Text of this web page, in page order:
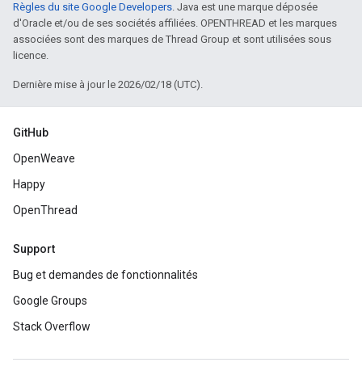
Règles du site Google Developers. Java est une marque déposée
d'Oracle et/ou de ses sociétés affiliées. OPENTHREAD et les marques
associées sont des marques de Thread Group et sont utilisées sous
licence.
Dernière mise à jour le 2026/02/18 (UTC).
GitHub
OpenWeave
Happy
OpenThread
Support
Bug et demandes de fonctionnalités
Google Groups
Stack Overflow